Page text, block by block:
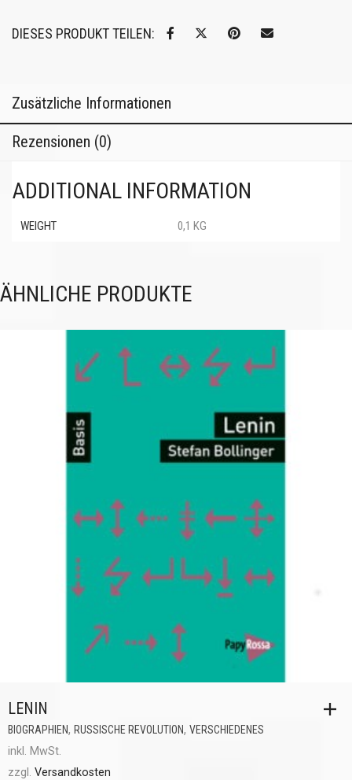
DIESES PRODUKT TEILEN:
Zusätzliche Informationen
Rezensionen (0)
ADDITIONAL INFORMATION
WEIGHT 0,1 KG
ÄHNLICHE PRODUKTE
LENIN
BIOGRAPHIEN, RUSSISCHE REVOLUTION, VERSCHIEDENES
inkl. MwSt.
zzgl. Versandkosten